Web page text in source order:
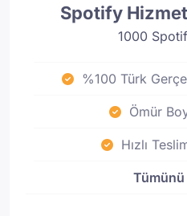
Spotify
1000
%100 Türk
Ömür
Hızlı
Tümünü